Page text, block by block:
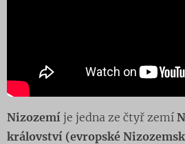
Nizozemí je jedna ze čtyř zemí
království (evropské